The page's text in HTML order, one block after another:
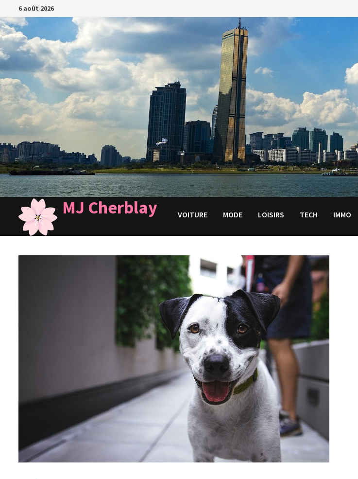
Passer
au
contenu
6 août 2026
MJ Cherblay VOITURE MODE LOISIRS TECH IMMO